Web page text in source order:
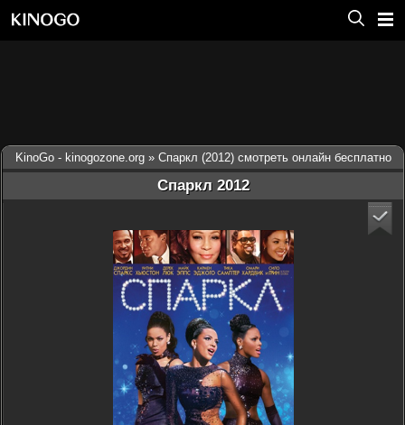
KinoGo - kinogozone.org » Спаркл (2012) смотреть онлайн бесплатно
Спаркл 2012